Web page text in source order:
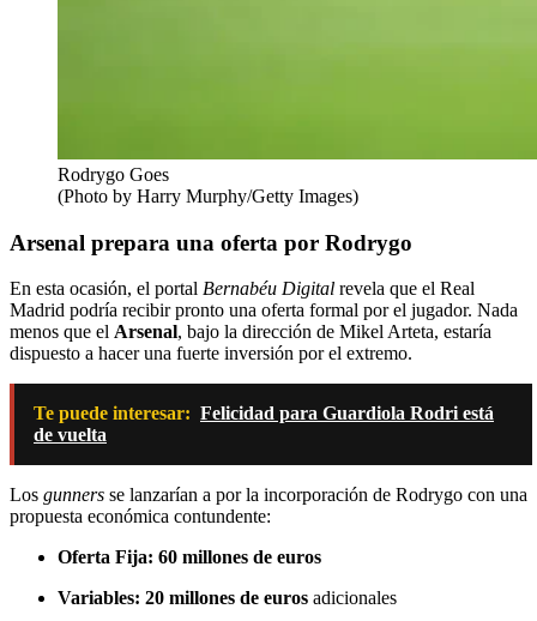
Rodrygo Goes
(Photo by Harry Murphy/Getty Images)
Arsenal prepara una oferta por Rodrygo
En esta ocasión, el portal Bernabéu Digital revela que el Real
Madrid podría recibir pronto una oferta formal por el jugador. Nada
menos que el Arsenal, bajo la dirección de Mikel Arteta, estaría
dispuesto a hacer una fuerte inversión por el extremo.
Te puede interesar: Felicidad para Guardiola Rodri está
de vuelta
Los gunners se lanzarían a por la incorporación de Rodrygo con una
propuesta económica contundente:
Oferta Fija: 60 millones de euros
Variables: 20 millones de euros adicionales